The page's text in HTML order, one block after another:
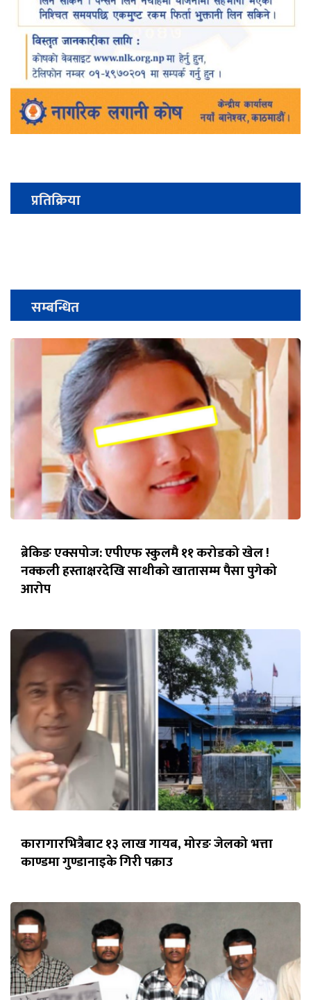
प्रतिक्रिया
सम्बन्धित
ब्रेकिङ एक्सपोज: एपीएफ स्कुलमै ११ करोडको खेल !
नक्कली हस्ताक्षरदेखि साथीको खातासम्म पैसा पुगेको
आरोप
कारागारभित्रैबाट १३ लाख गायब, मोरङ जेलको भत्ता
काण्डमा गुण्डानाइके गिरी पक्राउ